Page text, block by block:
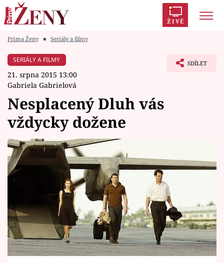
ŽIVĚ
Módní alarm
Témata
Celebrity
Vztahy
Horoskopy
Sledujte prima+
Prima Ženy ■ Seriály a filmy
SERIÁLY A FILMY
21. srpna 2015 13:00
Gabriela Gabrielová
SDÍLET
Nesplacený Dluh vás
vždycky dožene